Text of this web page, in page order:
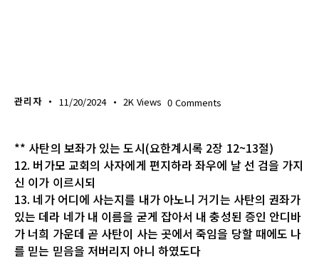
관리자 11/20/2024 2K Views 0 Comments
** 사탄의 보좌가 있는 도시(요한계시록 2장 12~13절)
12. 버가모 교회의 사자에게 편지하라 좌우에 날 선 검을 가지
신 이가 이르시되
13. 네가 어디에 사는지를 내가 아노니 거기는 사탄의 권좌가
있는 데라 네가 내 이름을 굳게 잡아서 내 충성된 증인 안디바
가 너희 가운데 곧 사탄이 사는 곳에서 죽임을 당할 때에도 나
를 믿는 믿음을 저버리지 아니 하였도다